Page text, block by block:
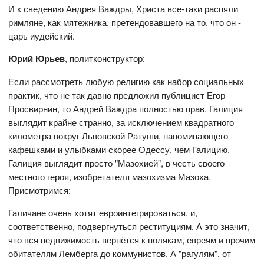
И к сведению Андрея Важдры, Христа все-таки распяли
римляне, как мятежника, претендовавшего на то, что он -
царь иудейский.
Юрий Юрьев, политконструктор:
Если рассмотреть любую религию как набор социальных
практик, что не так давно предложил публицист Егор
Просвирнин, то Андрей Важдра полностью прав. Галиция
выглядит крайне странно, за исключением квадратного
километра вокруг Львовской Ратуши, напоминающего
кафешками и улыбками скорее Одессу, чем Галицию.
Галиция выглядит просто "Мазохией", в честь своего
местного героя, изобретателя мазохизма Мазоха.
Присмотримся:
Галичане очень хотят евроинтегрироваться, и,
соответственно, подвергнуться реституциям. А это значит,
что вся недвижимость вернётся к полякам, евреям и прочим
обитателям Лемберга до коммунистов. А "рагулям", от